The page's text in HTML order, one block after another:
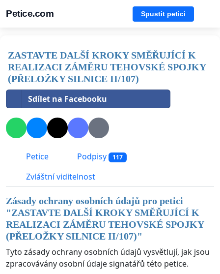
Petice.com Spustit petici
ZASTAVTE DALŠÍ KROKY SMĚŘUJÍCÍ K
REALIZACI ZÁMĚRU TEHOVSKÉ SPOJKY
(PŘELOŽKY SILNICE II/107)
Sdílet na Facebooku
Petice Podpisy 117
Zvláštní viditelnost
Zásady ochrany osobních údajů pro petici
"ZASTAVTE DALŠÍ KROKY SMĚŘUJÍCÍ K
REALIZACI ZÁMĚRU TEHOVSKÉ SPOJKY
(PŘELOŽKY SILNICE II/107)"
Tyto zásady ochrany osobních údajů vysvětlují, jak jsou
zpracovávány osobní údaje signatářů této petice.